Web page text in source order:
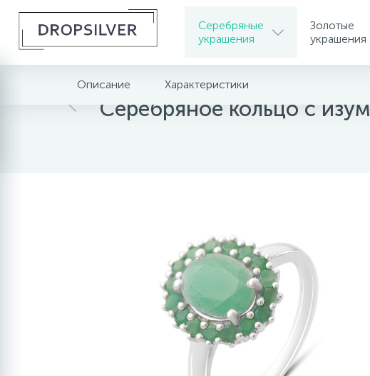
Серебряные
украшения
Золотые
украшения
Главная Серебряные украшения
Серебряное кольцо с
Описание Характеристики